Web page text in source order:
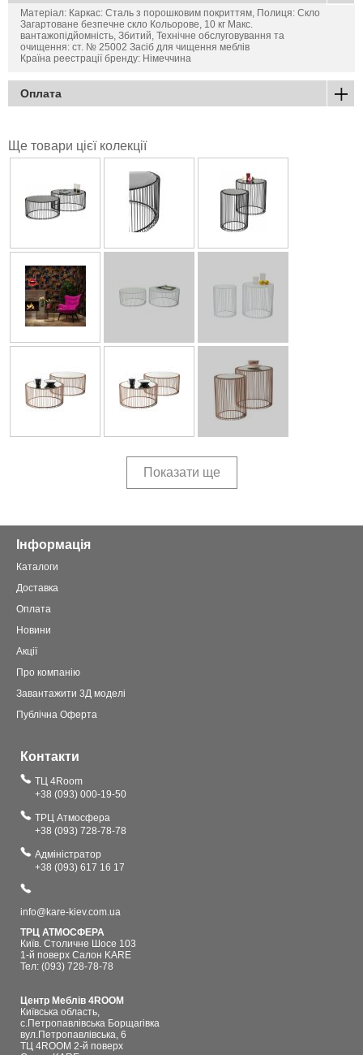
Матеріал: Каркас: Сталь з порошковим покриттям, Полиця: Скло
Загартоване безпечне скло Кольорове, 10 кг Макс.
вантажопідйомність, Збитий, Технічне обслуговування та
очищення: ст. № 25002 Засіб для чищення меблів
Країна реестрації бренду: Німеччина
Оплата
Ще товари цієї колекції
Показати ще
Інформація
Каталоги
Доставка
Оплата
Новини
Акції
Про компанію
Завантажити 3Д моделі
Публічна Оферта
Контакти
ТЦ 4Room
+38 (093) 000-19-50
ТРЦ Атмосфера
+38 (093) 728-78-78
Адміністратор
+38 (093) 617 16 17
info@kare-kiev.com.ua
ТРЦ АТМОСФЕРА
Київ. Столичне Шосе 103
1-й поверх Салон KARE
Тел: (093) 728-78-78
Центр Меблів 4ROOM
Київська область,
с.Петропавлівська Борщагівка
вул.Петропавлівська, 6
ТЦ 4ROOM 2-й поверх